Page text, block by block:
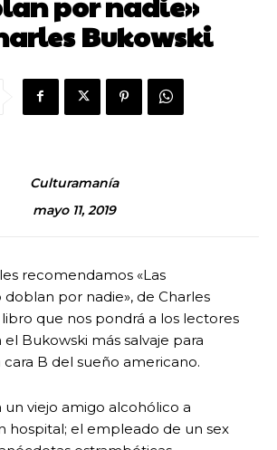
Bukowski
Culturamanía
mayo 11, 2019
recomendamos «Las
por nadie», de Charles
que nos pondrá a los lectores
Bukowski más salvaje para
cara B del sueño americano.
un viejo amigo alcohólico a
hospital; el empleado de un sex